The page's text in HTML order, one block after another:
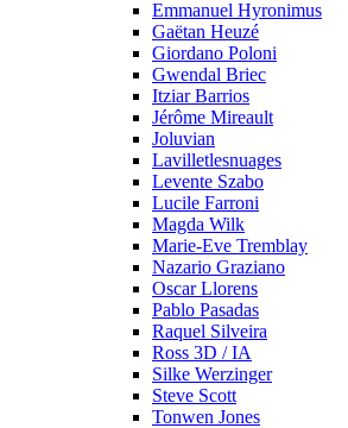
Emmanuel Hyronimus
Gaëtan Heuzé
Giordano Poloni
Gwendal Briec
Itziar Barrios
Jérôme Mireault
Joluvian
Lavilletlesnuages
Levente Szabo
Lucile Farroni
Magda Wilk
Marie-Eve Tremblay
Nazario Graziano
Oscar Llorens
Pablo Pasadas
Raquel Silveira
Ross 3D / IA
Silke Werzinger
Steve Scott
Tonwen Jones